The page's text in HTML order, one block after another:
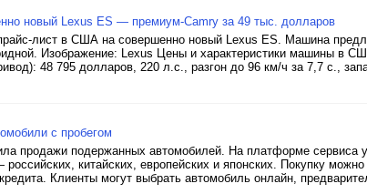
новый Lexus ES — премиум-Camry за 49 тыс. долларов
лист в США на совершенно новый Lexus ES. Машина
Изображение: Lexus Цены и характеристики машины в
48 795 долларов, 220 л.с., разгон до 96 км/ч за 7,7 с.,
с пробегом
продажи подержанных автомобилей. На платформе сервиса
китайских, европейских и японских. Покупку
Клиенты могут выбрать автомобиль онлайн,